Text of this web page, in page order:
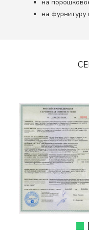
на
на фурнитуру